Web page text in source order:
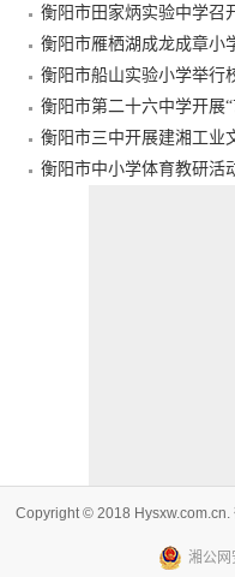
衡阳市田家炳实验中学召
衡阳市雁栖湖成龙成章小
衡阳市船山实验小学举行
衡阳市第二十六中学开展
衡阳市三中开展建湘工业
衡阳市中小学体育教研活
Copyright © 2018
湘公网